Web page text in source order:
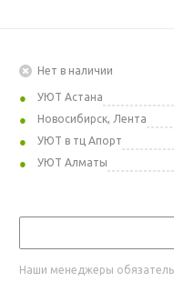
Нет в наличии
УЮТ Астана
Новосибирск, Лента
УЮТ в тц Апорт
УЮТ Алматы
Наши менеджеры